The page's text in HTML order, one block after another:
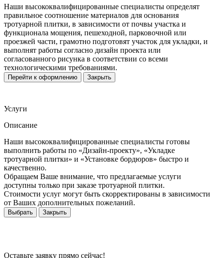
Наши высококвалифицированные специалисты определят
правильное соотношение материалов для основания
тротуарной плитки, в зависимости от почвы участка и
функционала мощения, пешеходной, парковочной или
проезжей части, грамотно подготовят участок для укладки, и
выполнят работы согласно дизайн проекта или
согласованного рисунка в соответствии со всеми
технологическими требованиями.
Перейти к оформлению Закрыть
Услуги
Описание
Наши высококвалифицированные специалисты готовы
выполнить работы по «Дизайн-проекту», «Укладке
тротуарной плитки» и «Установке бордюров» быстро и
качественно.
Обращаем Ваше внимание, что предлагаемые услуги
доступны только при заказе тротуарной плитки.
Стоимости услуг могут быть скорректированы в зависимости
от Ваших дополнительных пожеланий.
Выбрать Закрыть
Оставьте заявку прямо сейчас!